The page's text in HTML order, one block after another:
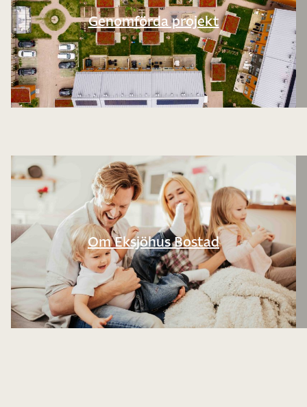
Genomförda projekt
Om Eksjöhus Bostad